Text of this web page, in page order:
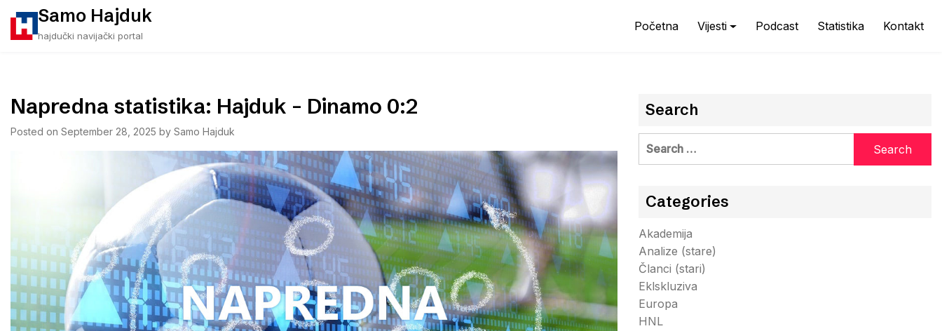
content
Samo Hajduk
hajdučki navijački portal
Početna Vijesti Podcast Statistika Kontakt
Napredna statistika: Hajduk – Dinamo 0:2
Posted on September 28, 2025 by Samo Hajduk
Search
Search
Categories
Akademija
Analize (stare)
Članci (stari)
Eklskluziva
Europa
HNL